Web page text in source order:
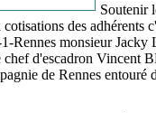
Soutenir
des adhérents
Rennes monsieur
chef d'escadron Vincent
de Rennes entouré